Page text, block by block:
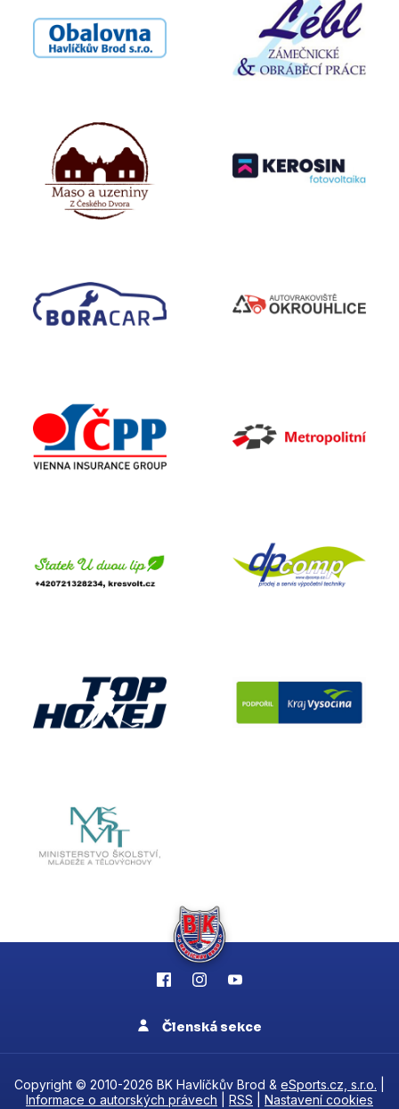
Členská sekce
Copyright © 2010-2026 BK Havlíčkův Brod & eSports.cz, s.r.o.
Informace o autorských právech
RSS Nastavení cookies